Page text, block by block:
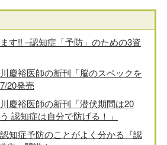
す!! –認知症「予防」のための3資
慶裕医師の新刊「脳のスペックを
20発売
慶裕医師の新刊「潜伏期間は20
認知症は自分で防げる！」
知症予防のことがよく分かる『認